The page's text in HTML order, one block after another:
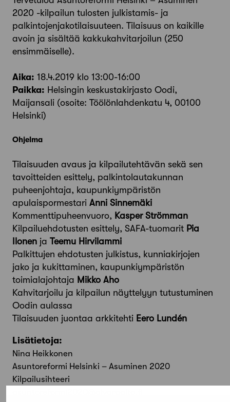
2020 -kilpailun tulosten julkistamis- ja
palkintojenjakotilaisuuteen. Tilaisuus on kaikille
avoin ja sisältää kakkukahvitarjoilun (250
ensimmäiselle).
Aika: 18.4.2019 klo 13:00-16:00
Paikka: Helsingin keskustakirjasto Oodi,
Maijansali (osoite: Töölönlahdenkatu 4, 00100
Helsinki)
Ohjelma
Tilaisuuden avaus ja kilpailutehtävän sekä sen
tavoitteiden esittely, palkintolautakunnan
puheenjohtaja, kaupunkiympäristön
apulaispormestari Anni Sinnemäki
Kommenttipuheenvuoro, Kasper Strömman
Kilpailuehdotusten esittely, SAFA-tuomarit Pia
Ilonen ja Teemu Hirvilammi
Palkittujen ehdotusten julkistus, kunniakirjojen
jako ja kukittaminen, kaupunkiympäristön
toimialajohtaja Mikko Aho
Kahvitarjoilu ja kilpailun näyttelyyn tutustuminen
Oodin aulassa
Tilaisuuden juontaa arkkitehti Eero Lundén
Lisätietoja:
Nina Heikkonen
Asuntoreformi Helsinki – Asuminen 2020
Kilpailusihteeri